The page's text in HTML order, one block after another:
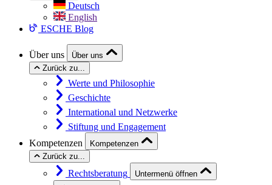
Deutsch
English
ESCHE Blog
Über uns
Über uns
Zurück zu...
Werte und Philosophie
Geschichte
International und Netzwerke
Stiftung und Engagement
Kompetenzen
Kompetenzen
Zurück zu...
Rechtsberatung
Untermenü öffnen